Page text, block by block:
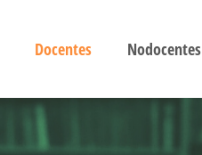
Docentes Nodocentes